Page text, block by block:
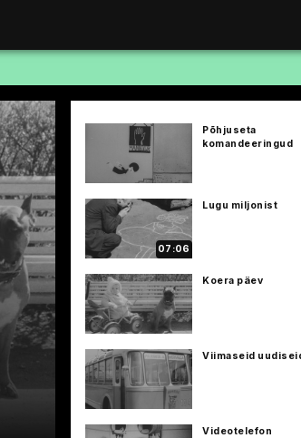
Põhjuseta
komandeeringud
07:06
Lugu miljonist
Koera päev
Viimaseid
Videotelefon